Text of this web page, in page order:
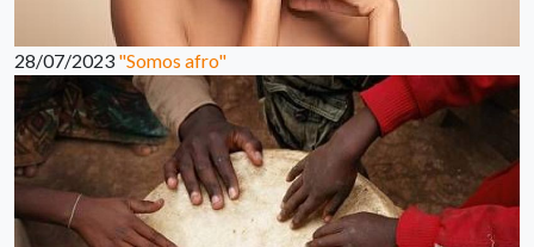
28/07/2023 "Somos afro"